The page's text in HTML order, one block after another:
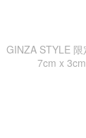
GINZA STYLE
7cm x